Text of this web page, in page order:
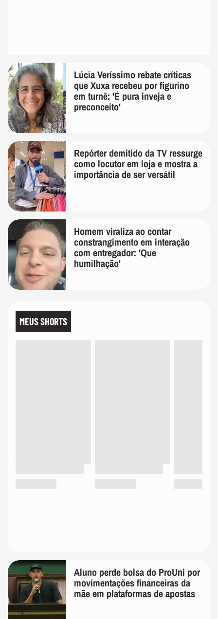
Lúcia Veríssimo rebate críticas
que Xuxa recebeu por figurino
em turnê: 'É pura inveja e
preconceito'
Repórter demitido da TV ressurge
como locutor em loja e mostra a
importância de ser versátil
Homem viraliza ao contar
constrangimento em interação
com entregador: 'Que
humilhação'
MEUS SHORTS
Aluno perde bolsa do ProUni por
movimentações financeiras da
mãe em plataformas de apostas